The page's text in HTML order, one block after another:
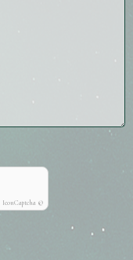
IconCaptcha ©